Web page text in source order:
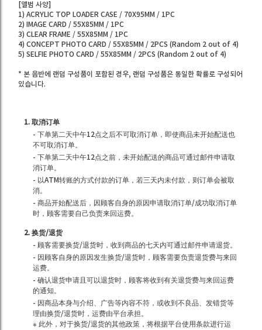
[앨범 사양]
1) ACRYLIC TOP LOADER CASE / 70X95MM / 1PC
2) IMAGE CARD / 55X85MM / 1PC
3) CLEAR FRAME / 55X85MM / 1PC
4) CONCEPT PHOTO CARD / 55X85MM / 2PCS (Random 2 out of 4)
5) SELFIE PHOTO CARD / 55X85MM / 2PCS (Random 2 out of 4)
* 본 음반에 랜덤 구성품이 포함된 경우, 랜덤 구성품은 동일한 확률로 구성되어
있습니다.
1. 取消订单
- 下单第二天中午12点之后不可取消订单，即使商品未开始配送也
不可取消订单。
- 下单第二天中午12点之前，未开始配送的商品可通过邮件申请取
消订单。
- 以ATM转账的方式付款的订单，若三天内未付款，则订单会被取
消。
- 商品开始配送后，因顾客自身的原因申请取消订单/成功取消订单
时，顾客需要自己负责来回运费。
2. 换货/退货
- 顾客需要换货/退货时，收到商品的七天内可通过邮件申请退货。
- 因顾客自身的原因发生换货/退货时，顾客需要负责退货费与来回
运费。
- 确认退货申请且可以退货时，顾客将收到有关退货费与来回运费
的通知。
- 因商品本身与介绍、广告等内容不符，或收到不良品、发错货等
理由换货/退货时，运费由平台承担。
※ 此外，对于换货/退货的其他政策，将根据平台使用条款进行运